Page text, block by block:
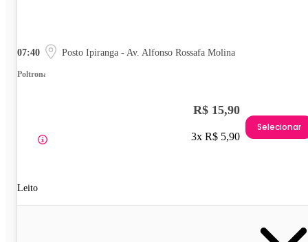
07:40 Posto Ipiranga - Av. Alfonso Rossafa Molina
Poltrona
Leito
R$ 15,90
3x R$ 5,90
Selecionar